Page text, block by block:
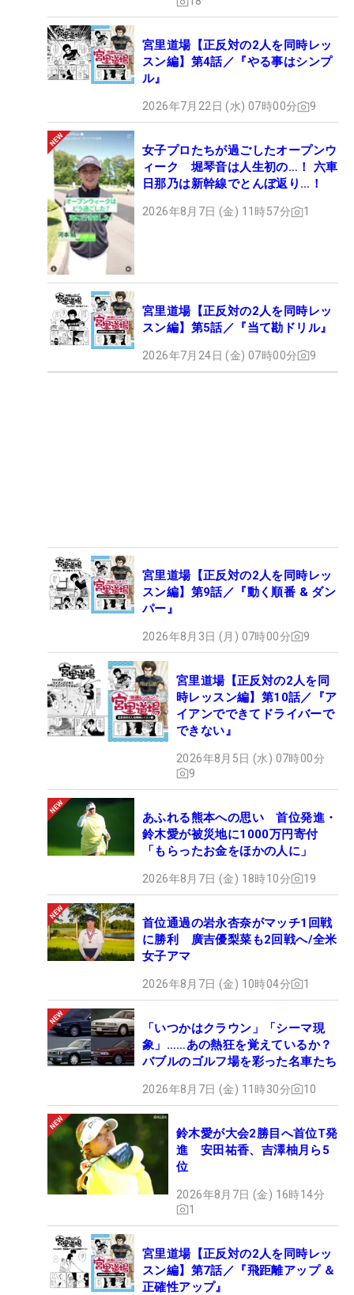
宮里道場【正反対の2人を同時レッ
スン編】第4話／『やる事はシンプ
ル』
2026年7月22日 (水) 07時00分 9
女子プロたちが過ごしたオープンウ
ィーク 堀琴音は人生初の…！ 六車
日那乃は新幹線でとんぼ返り…！
2026年8月7日 (金) 11時57分 1
宮里道場【正反対の2人を同時レッ
スン編】第5話／『当て勘ドリル』
2026年7月24日 (金) 07時00分 9
宮里道場【正反対の2人を同時レッ
スン編】第9話／『動く順番 & ダン
パー』
2026年8月3日 (月) 07時00分 9
宮里道場【正反対の2人を同
時レッスン編】第10話／『ア
イアンでできてドライバーで
できない』
2026年8月5日 (水) 07時00分
9
あふれる熊本への思い 首位発進・
鈴木愛が被災地に1000万円寄付
「もらったお金をほかの人に」
2026年8月7日 (金) 18時10分 19
首位通過の岩永杏奈がマッチ1回戦
に勝利 廣吉優梨菜も2回戦へ/全米
女子アマ
2026年8月7日 (金) 10時04分 1
「いつかはクラウン」「シーマ現
象」……あの熱狂を覚えているか？
バブルのゴルフ場を彩った名車たち
2026年8月7日 (金) 11時30分 10
鈴木愛が大会2勝目へ首位T発
進 安田祐香、吉澤柚月ら5
位
2026年8月7日 (金) 16時14分
1
宮里道場【正反対の2人を同時レッ
スン編】第7話／『飛距離アップ ＆
正確性アップ』